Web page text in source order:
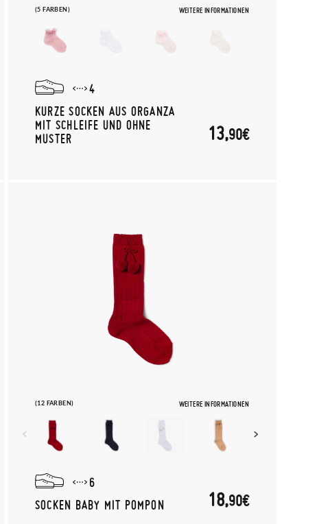
(5 FARBEN) WEITERE INFORMATIONEN
4
KURZE SOCKEN AUS ORGANZA
MIT SCHLEIFE UND OHNE
MUSTER
13,90€
(12 FARBEN) WEITERE INFORMATIONEN
6
SOCKEN BABY MIT POMPON
18,90€